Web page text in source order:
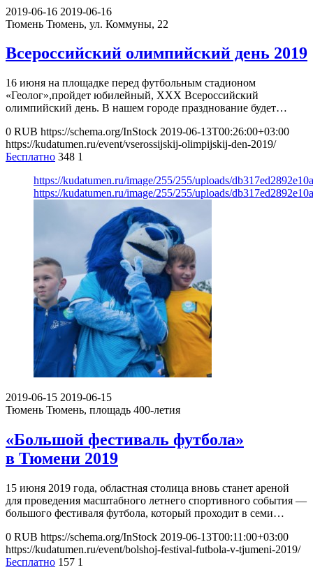
2019-06-16 2019-06-16
Тюмень Тюмень, ул. Коммуны, 22
Всероссийский олимпийский день 2019
16 июня на площадке перед футбольным стадионом
«Геолог»,пройдет юбилейный, XXX Всероссийский
олимпийский день. В нашем городе празднование будет…
0 RUB https://schema.org/InStock 2019-06-13T00:26:00+03:00
https://kudatumen.ru/event/vserossijskij-olimpijskij-den-2019/
Бесплатно 348 1
https://kudatumen.ru/image/255/255/uploads/
https://kudatumen.ru/image/255/255/uploads/
2019-06-15 2019-06-15
Тюмень Тюмень, площадь 400-летия
«Большой фестиваль футбола»
в Тюмени 2019
15 июня 2019 года, областная столица вновь станет ареной
для проведения масштабного летнего спортивного события —
большого фестиваля футбола, который проходит в семи…
0 RUB https://schema.org/InStock 2019-06-13T00:11:00+03:00
https://kudatumen.ru/event/bolshoj-festival-futbola-v-tjumeni-2019/
Бесплатно 157 1